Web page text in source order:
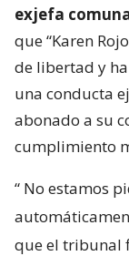
exjefa
que “Karen
de libertad y
una conducta
abonado a su
cumplimiento
“ No estamos
que el tribunal